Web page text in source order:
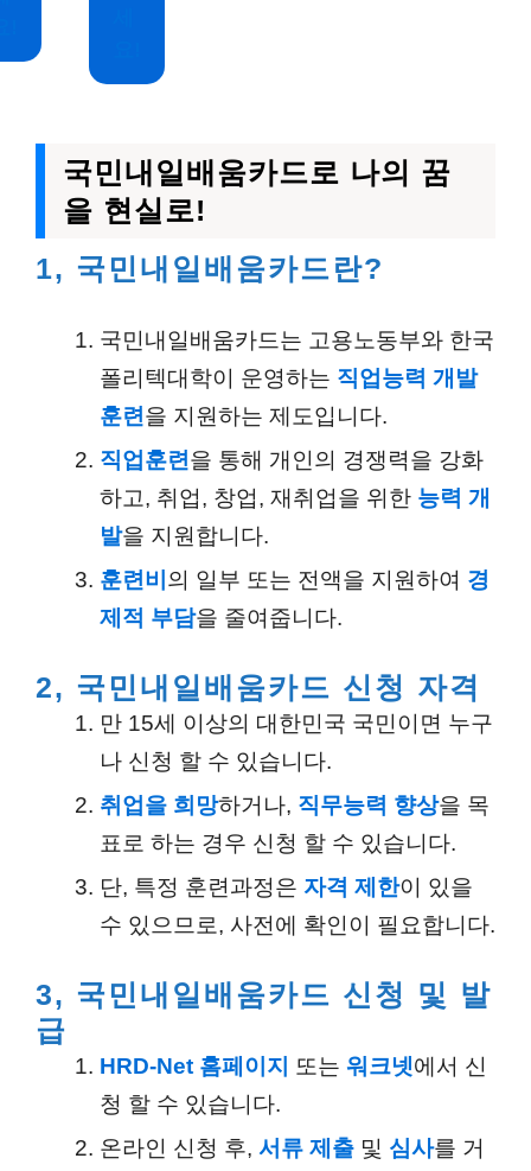
국민내일배움카드로 나의 꿈
을 현실로!
1, 국민내일배움카드란?
국민내일배움카드는 고용노동부와 한국
폴리텍대학이 운영하는 직업능력 개발
훈련 을 지원하는 제도입니다.
직업훈련 을 통해 개인의 경쟁력을 강화
하고, 취업, 창업, 재취업을 위한 능력 개
발을 지원합니다.
훈련비 의 일부 또는 전액을 지원하여 경
제적 부담을 줄여줍니다.
2, 국민내일배움카드 신청 자격
만 15세 이상의 대한민국 국민이면 누구
나 신청 할 수 있습니다.
취업을 희망하거나, 직무능력 향상을 목
표로 하는 경우 신청 할 수 있습니다.
단, 특정 훈련과정은 자격 제한이 있을
수 있으므로, 사전에 확인이 필요합니다.
3, 국민내일배움카드 신청 및 발
급
HRD-Net 홈페이지 또는 워크넷에서 신
청 할 수 있습니다.
온라인 신청 후, 서류 제출 및 심사를 거